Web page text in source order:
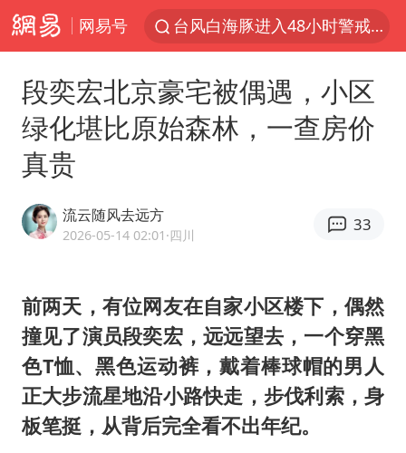
网易号
台风白海豚进入48小时警戒线
看守所辅警收受10万获刑1年
宇树科技发行价格150.80元/股
U17国足1分钟轰2球
中国养老床位“三连降”
台风白海豚影响中国已成定局
外交部发言人就广岛核爆81周年等答记者问
贵州轮胎子公司获美国退税8136万
吉林一“温度计大楼”读数爆表
段奕宏北京豪宅被偶遇，小区
绿化堪比原始森林，一查房价
真贵
流云随风去远方
2026-05-14 02:01 ·四川
33
前两天，有位网友在自家小区楼下，偶然
撞见了演员段奕宏，远远望去，一个穿黑
色T恤、黑色运动裤，戴着棒球帽的男人
正大步流星地沿小路快走，步伐利索，身
板笔挺，从背后完全看不出年纪。